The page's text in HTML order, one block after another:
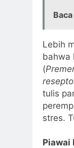
Lebih
bahwa
(
tulis
stres.
Piawai